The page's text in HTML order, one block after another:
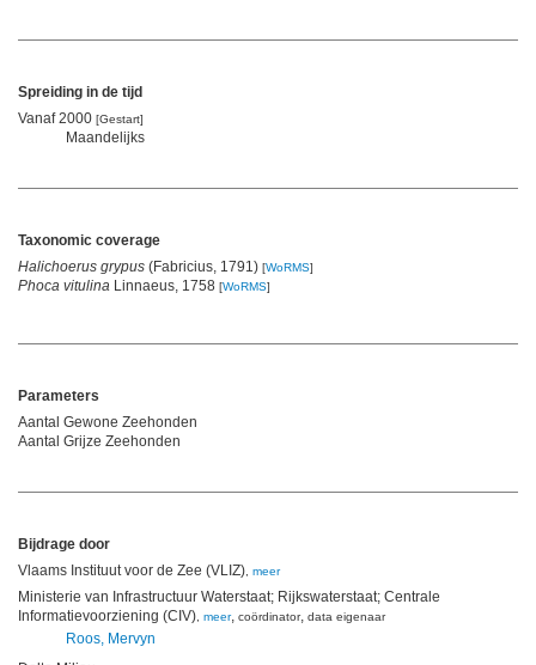
Spreiding in de tijd
Vanaf 2000 [Gestart]
Maandelijks
Taxonomic coverage
Halichoerus grypus (Fabricius, 1791) [WoRMS]
Phoca vitulina Linnaeus, 1758 [WoRMS]
Parameters
Aantal Gewone Zeehonden
Aantal Grijze Zeehonden
Bijdrage door
Vlaams Instituut voor de Zee (VLIZ), meer
Ministerie van Infrastructuur Waterstaat; Rijkswaterstaat; Centrale
Informatievoorziening (CIV), meer, coördinator, data eigenaar
Roos, Mervyn